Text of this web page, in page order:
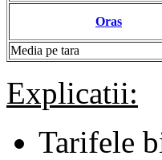
Oras
Media pe tara
Explicatii:
Tarifele